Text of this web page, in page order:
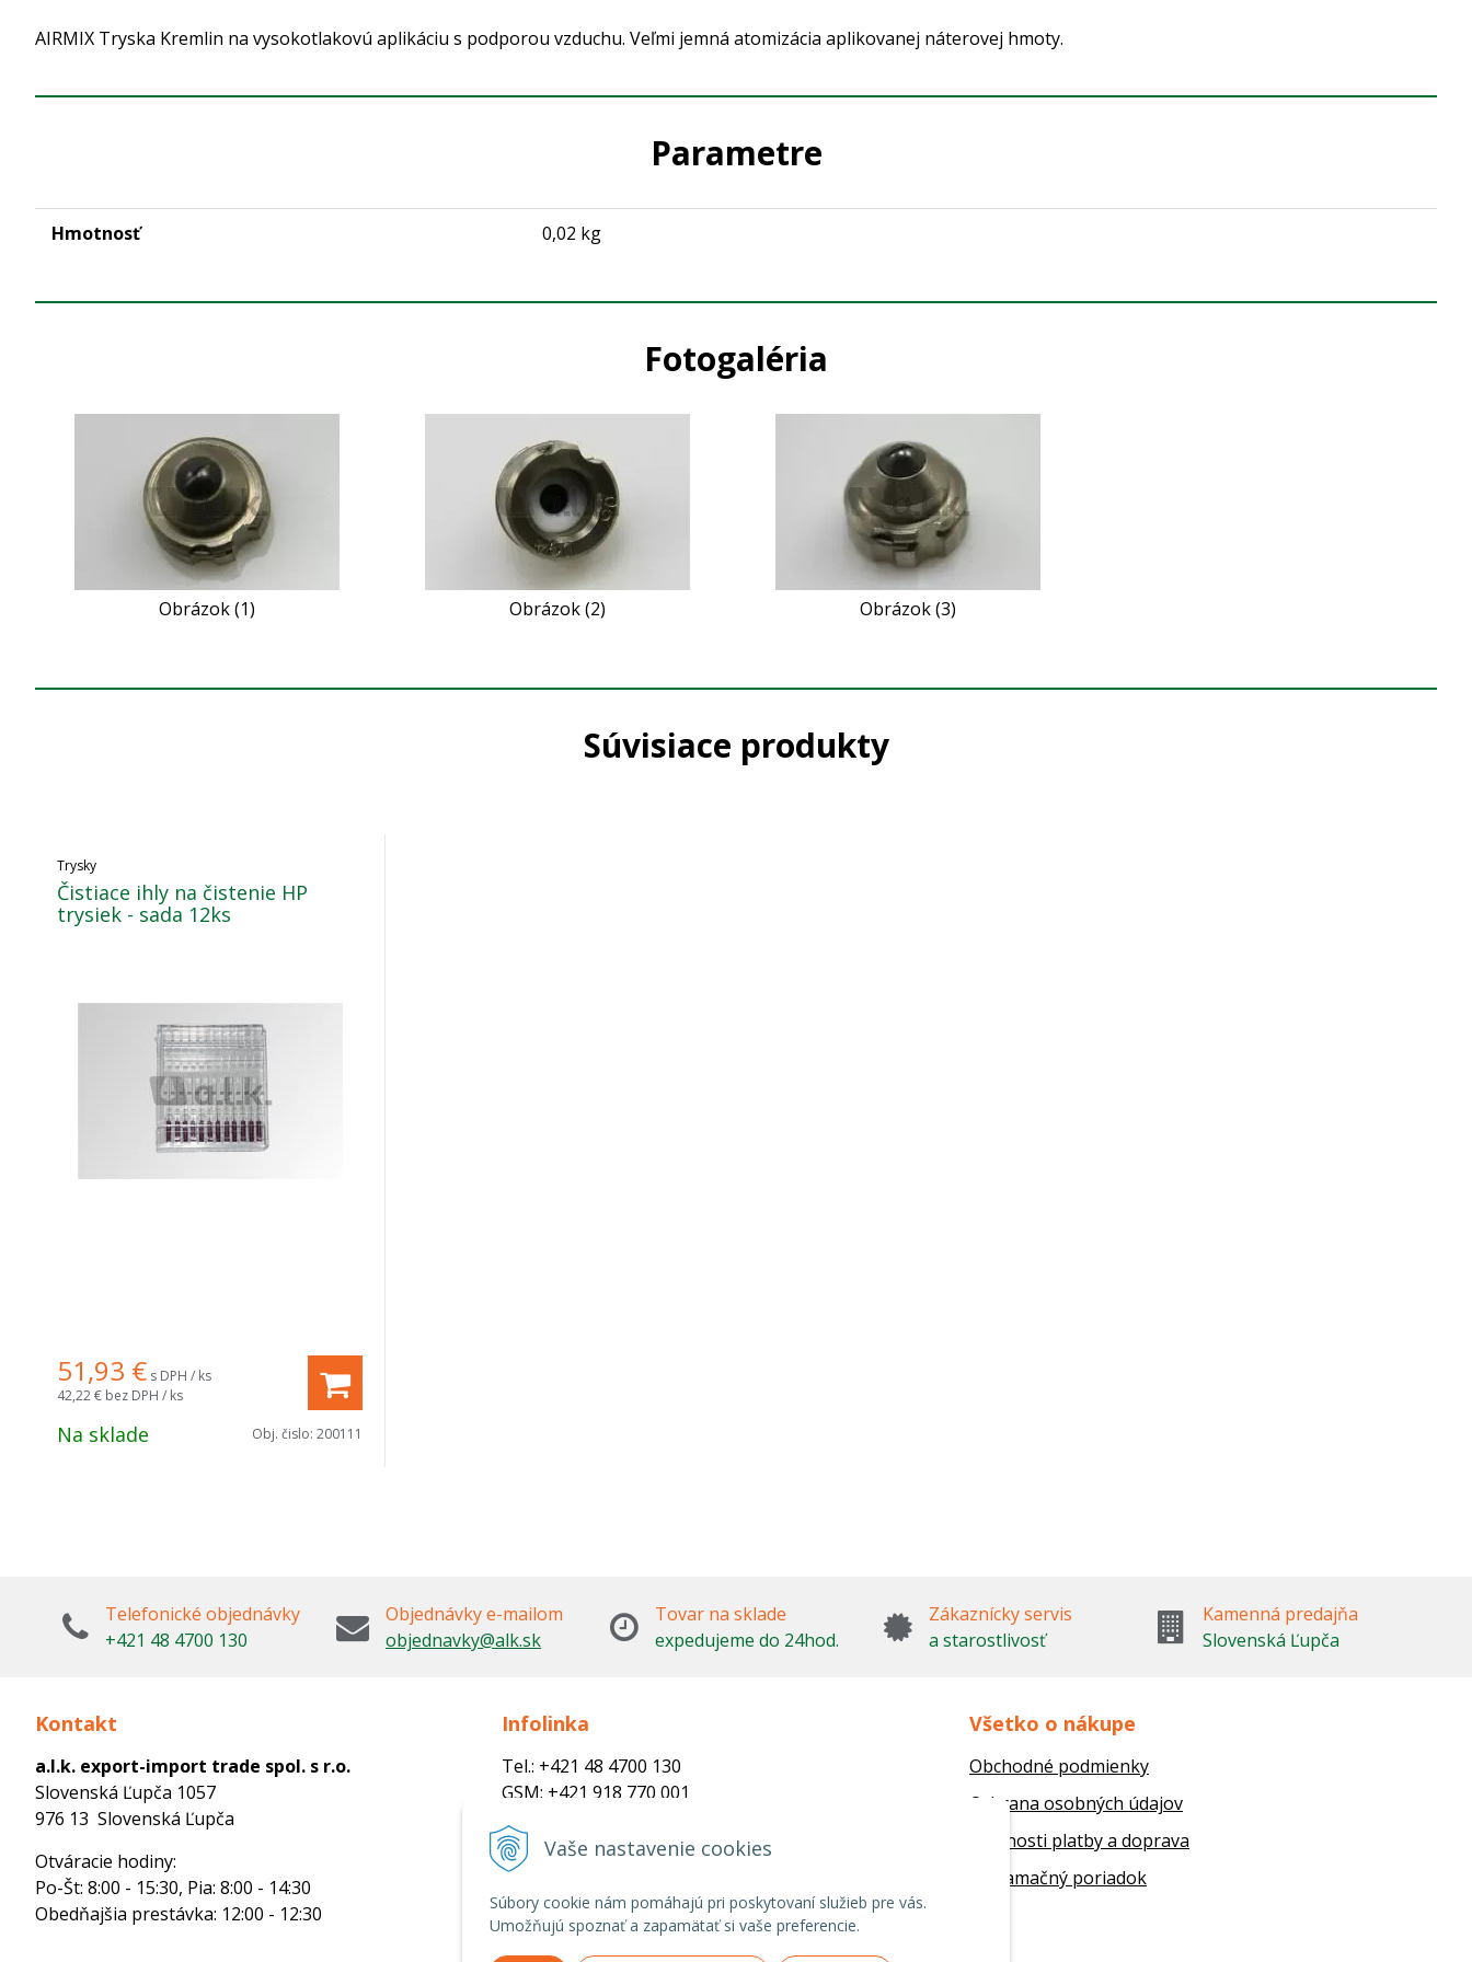
Vaše nastavenie cookies
Súbory cookie nám pomáhajú pri poskytovaní služieb pre vás.
Umožňujú spoznať a zapamätať si vaše preferencie.
AIRMIX Tryska Kremlin na vysokotlakovú aplikáciu s podporou vzduchu. Veľmi jemná atomizácia aplikovanej náterovej hmoty.
Parametre
Hmotnosť 0,02 kg
Fotogaléria
Obrázok (1) Obrázok (2) Obrázok (3)
Súvisiace produkty
Trysky
Čistiace ihly na čistenie HP
trysiek - sada 12ks
51,93 € s DPH / ks
42,22 € bez DPH / ks
Na sklade Obj. čislo: 200111
Telefonické objednávky
+421 48 4700 130
Objednávky e-mailom
objednavky@alk.sk
Tovar na sklade
expedujeme do 24hod.
Zákaznícky servis
a starostlivosť
Kamenná predajňa
Slovenská Ľupča
Kontakt
a.l.k. export-import trade spol. s r.o.
Slovenská Ľupča 1057
976 13 Slovenská Ľupča
Otváracie hodiny:
Po-Št: 8:00 - 15:30, Pia: 8:00 - 14:30
Obedňajšia prestávka: 12:00 - 12:30
Infolinka
Tel.: +421 48 4700 130
GSM: +421 918 770 001
trade@alk.sk
objednavky@alk.sk
Všetko o nákupe
Obchodné podmienky
Ochrana osobných údajov
Možnosti platby a doprava
Reklamačný poriadok